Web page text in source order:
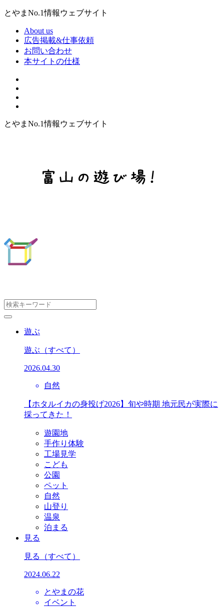
とやまNo.1情報ウェブサイト
About us
広告掲載&仕事依頼
お問い合わせ
本サイトの仕様
とやまNo.1情報ウェブサイト
遊ぶ
遊ぶ （すべて）
2026.04.30
自然
【ホタルイカの身投げ2026】旬や時期 地元民が実際に
採ってきた！
遊園地
手作り体験
工場見学
こども
公園
ペット
自然
山登り
温泉
泊まる
見る
見る （すべて）
2024.06.22
とやまの花
イベント